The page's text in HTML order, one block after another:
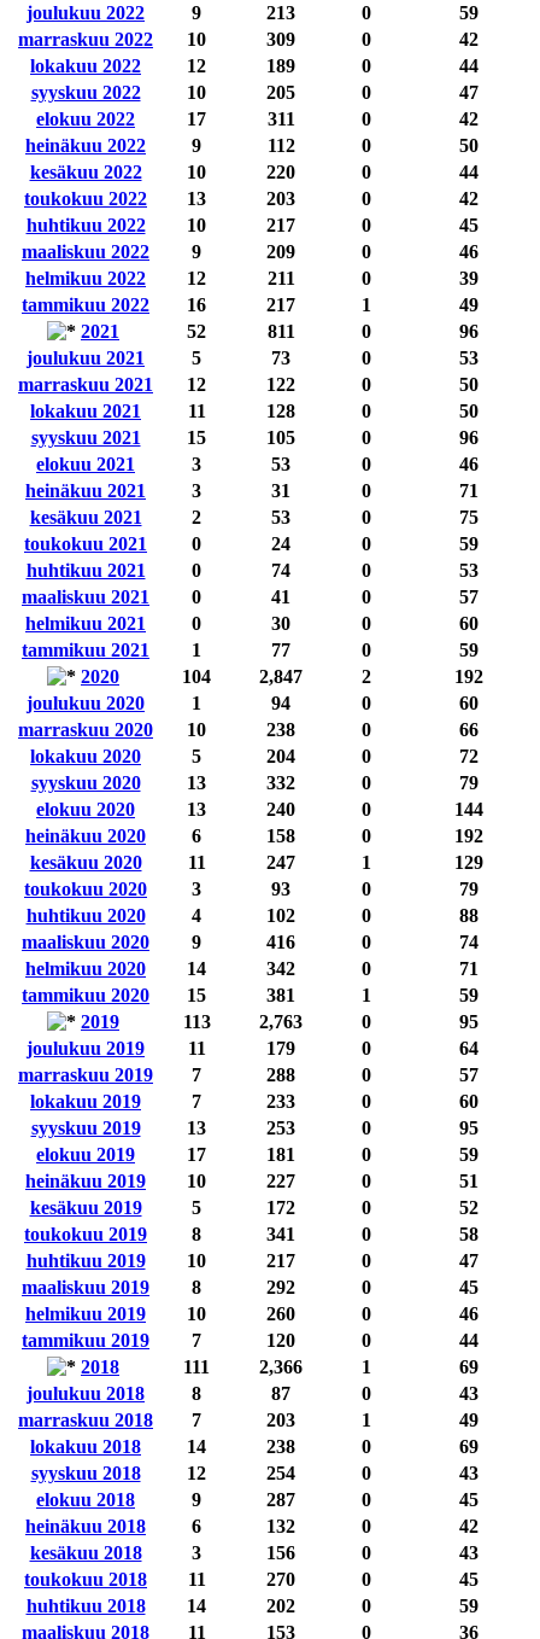
joulukuu 2022
9 213 0
59
marraskuu 2022
10 309 0
42
lokakuu 2022
12 189 0
44
syyskuu 2022
10 205 0
47
elokuu 2022
17 311 0
42
heinäkuu 2022
9 112 0
50
kesäkuu 2022
10 220 0
44
toukokuu 2022
13 203 0
42
huhtikuu 2022
10 217 0
45
maaliskuu 2022
9 209 0
46
helmikuu 2022
12 211 0
39
tammikuu 2022
16 217 1
49
2021
52 811 0
96
joulukuu 2021
5 73 0
53
marraskuu 2021
12 122 0
50
lokakuu 2021
11 128 0
50
syyskuu 2021
15 105 0
96
elokuu 2021
3 53 0
46
heinäkuu 2021
3 31 0
71
kesäkuu 2021
2 53 0
75
toukokuu 2021
0 24 0
59
huhtikuu 2021
0 74 0
53
maaliskuu 2021
0 41 0
57
helmikuu 2021
0 30 0
60
tammikuu 2021
1 77 0
59
2020
104 2,847 2
192
joulukuu 2020
1 94 0
60
marraskuu 2020
10 238 0
66
lokakuu 2020
5 204 0
72
syyskuu 2020
13 332 0
79
elokuu 2020
13 240 0
144
heinäkuu 2020
6 158 0
192
kesäkuu 2020
11 247 1
129
toukokuu 2020
3 93 0
79
huhtikuu 2020
4 102 0
88
maaliskuu 2020
9 416 0
74
helmikuu 2020
14 342 0
71
tammikuu 2020
15 381 1
59
2019
113 2,763 0
95
joulukuu 2019
11 179 0
64
marraskuu 2019
7 288 0
57
lokakuu 2019
7 233 0
60
syyskuu 2019
13 253 0
95
elokuu 2019
17 181 0
59
heinäkuu 2019
10 227 0
51
kesäkuu 2019
5 172 0
52
toukokuu 2019
8 341 0
58
huhtikuu 2019
10 217 0
47
maaliskuu 2019
8 292 0
45
helmikuu 2019
10 260 0
46
tammikuu 2019
7 120 0
44
2018
111 2,366 1
69
joulukuu 2018
8 87 0
43
marraskuu 2018
7 203 1
49
lokakuu 2018
14 238 0
69
syyskuu 2018
12 254 0
43
elokuu 2018
9 287 0
45
heinäkuu 2018
6 132 0
42
kesäkuu 2018
3 156 0
43
toukokuu 2018
11 270 0
45
huhtikuu 2018
14 202 0
59
maaliskuu 2018
11 153 0 36